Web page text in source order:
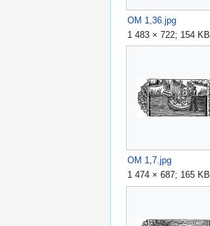
OM 1,36.jpg
1 483 × 722; 154 KB
OM 1,7.jpg
1 474 × 687; 165 KB